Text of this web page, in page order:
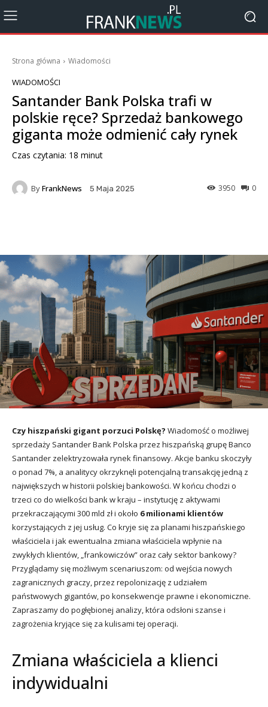
Strona główna Wiadomości
WIADOMOŚCI
Santander Bank Polska trafi w
polskie ręce? Sprzedaż bankowego
giganta może odmienić cały rynek
Czas czytania: 18 minut
ByFrankNews 5 Maja 2025 0
3950
Czy hiszpański gigant porzuci Polskę? Wiadomość o możliwej
sprzedaży Santander Bank Polska przez hiszpańską grupę Banco
Santander zelektryzowała rynek finansowy. Akcje banku skoczyły
o ponad 7%, a analitycy okrzyknęli potencjalną transakcję jedną z
największych w historii polskiej bankowości. W końcu chodzi o
trzeci co do wielkości bank w kraju – instytucję z aktywami
przekraczającymi 300 mld zł i około 6 milionami klientów
korzystających z jej usług. Co kryje się za planami hiszpańskiego
właściciela i jak ewentualna zmiana właściciela wpłynie na
zwykłych klientów, „frankowiczów” oraz cały sektor bankowy?
Przyglądamy się możliwym scenariuszom: od wejścia nowych
zagranicznych graczy, przez repolonizację z udziałem
państwowych gigantów, po konsekwencje prawne i ekonomiczne.
Zapraszamy do pogłębionej analizy, która odsłoni szanse i
zagrożenia kryjące się za kulisami tej operacji.
Zmiana właściciela a klienci
indywidualni